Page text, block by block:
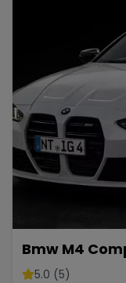
Bmw M4
5.0 (5)